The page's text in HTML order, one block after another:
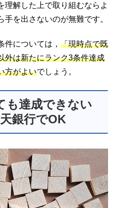
理解した上で取り組むならよ
を出さないのが無難です。
件については， 「現時点で既
外は新たにランク3条件達成
方がよいでしょう。
も達成できない
銀行でOK